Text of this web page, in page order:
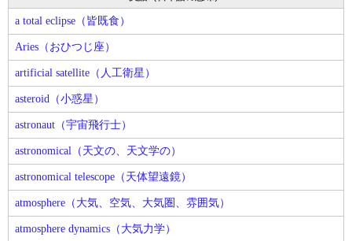
a total eclipse（皆既食）
Aries（おひつじ座）
artificial satellite（人工衛星）
asteroid（小惑星）
astronaut（宇宙飛行士）
astronomical（天文の、天文学の）
astronomical telescope（天体望遠鏡）
atmosphere（大気、空気、大気圏、雰囲気）
atmosphere dynamics（大気力学）